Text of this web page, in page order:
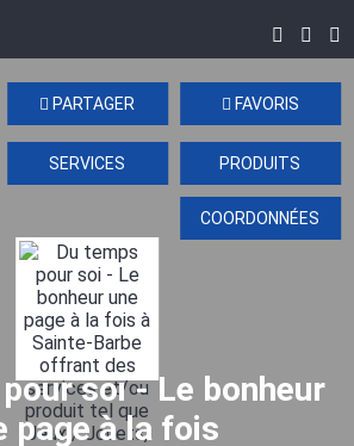
soi - Le bonheur
page à la fois
FAVORIS
PARTAGER
PRODUITS
SERVICES
COORDONNÉES